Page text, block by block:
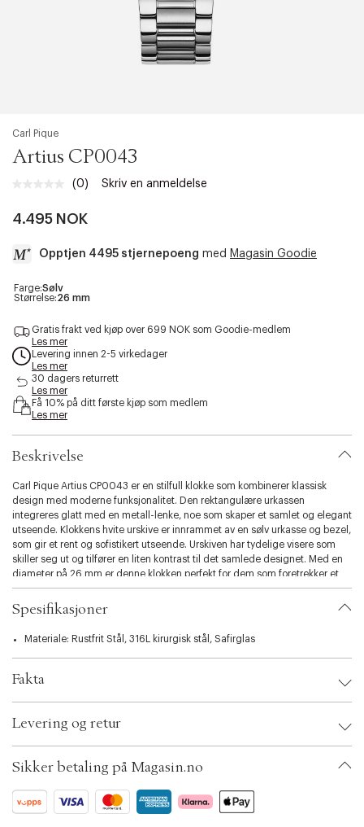
Carl Pique
Artius CP0043
Ingen
Samme
(0) Skriv en anmeldelse
4.495 NOK
Opptjen 4495 stjernepoeng med Magasin Goodie
a
c
e
s
s
i
i
t
.
v
a
a
t
n
s
e
e
c
i
o
Farge:Sølv
Størrelse:26 mm
Gratis frakt ved kjøp over 699 NOK som Goodie-medlem
Les mer
Levering innen 2-5 virkedager
Les mer
30 dagers returrett
Les mer
Få 10% på ditt første kjøp som medlem
Les mer
Beskrivelse
Carl Pique Artius CP0043 er en stilfull klokke som kombinerer klassisk
design med moderne funksjonalitet. Den rektangulære urkassen
integreres glatt med en metall-lenke, noe som skaper et samlet og elegant
utseende. Klokkens hvite urskive er innrammet av en sølv urkasse og bezel,
som gir et rent og sofistikert utseende. Urskiven har tydelige visere som
skiller seg ut og tilfører en liten kontrast til det samlede designet. Med en
diameter på 26 mm er denne klokken perfekt for dem som foretrekker et
diskret, men imponerende tilbehør til håndleddet.
Denne klokken er utstyrt med et kvarts urverk, som sikrer presis tidtaking.
Den inkluderer en datovisning for ekstra bekvemmelighet. Carl Pique Artius
CP0043 er utstyrt med Swiss Movement, som fremhever dens kvalitets
håndverk. Selv om den har en vannbestandighet på 5 ATM, er den best
egnet for daglig bruk fremfor vannaktiviteter. Klokken er sikret med en
butterfly lås, som gir en behagelig og sikker passform på håndleddet.
Viktige egenskaper
26 mm diameter
Swiss Movement
Datovisning
Spesifikasjoner
Materiale: Rustfrit Stål, 316L kirurgisk stål, Safirglas
Fakta
EAN: 5740002764962
Ax numbers: 06792616
ID: BKOT48-03W4
Levering og retur
Sikker betaling på Magasin.no